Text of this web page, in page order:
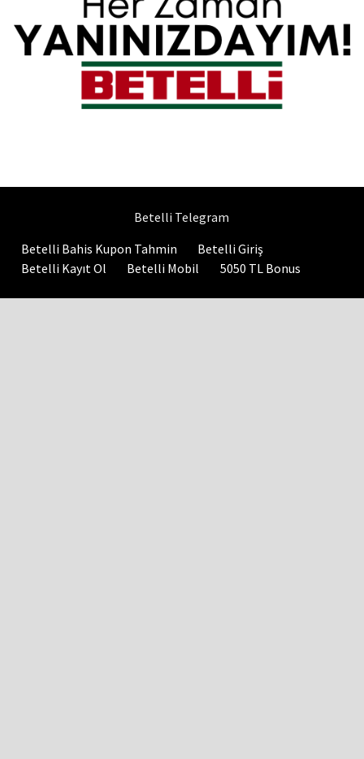
Betelli Telegram
Betelli Bahis Kupon Tahmin
Betelli Giriş
Betelli Kayıt Ol
Betelli Mobil 5050 TL Bonus